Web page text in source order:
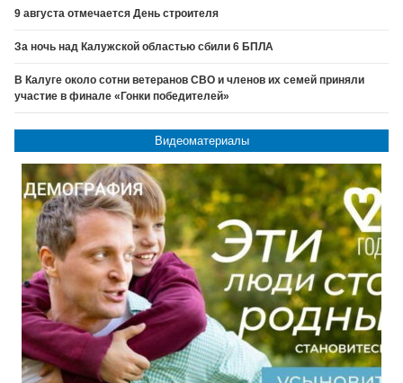
9 августа отмечается День строителя
За ночь над Калужской областью сбили 6 БПЛА
В Калуге около сотни ветеранов СВО и членов их семей приняли
участие в финале «Гонки победителей»
Видеоматериалы